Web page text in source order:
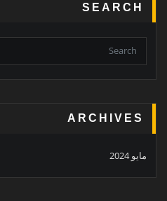
SEARCH
ARCHIVES
مايو 2024